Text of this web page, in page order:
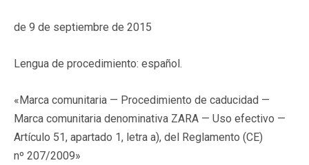
de 9 de septiembre de 2015
Lengua de procedimiento: español.
«Marca comunitaria — Procedimiento de caducidad —
Marca comunitaria denominativa ZARA — Uso efectivo —
Artículo 51, apartado 1, letra a), del Reglamento (CE)
nº 207/2009»